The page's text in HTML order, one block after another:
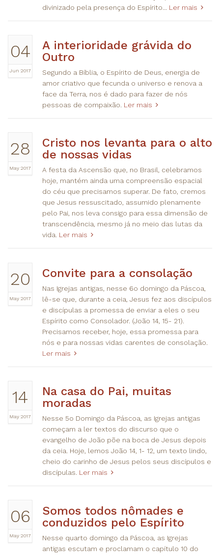
divinizado pela presença do Espírito... Ler mais
04
Jun 2017
A interioridade grávida do
Outro
Segundo a Bíblia, o Espírito de Deus, energia de
amor criativo que fecunda o universo e renova a
face da Terra, nos é dado para fazer de nós
pessoas de compaixão. Ler mais
28
May 2017
Cristo nos levanta para o alto
de nossas vidas
A festa da Ascensão que, no Brasil, celebramos
hoje, mantém ainda uma compreensão espacial
do céu que precisamos superar. De fato, cremos
que Jesus ressuscitado, assumido plenamente
pelo Pai, nos leva consigo para essa dimensão de
transcendência, mesmo já no meio das lutas da
vida. Ler mais
20
May 2017
Convite para a consolação
Nas Igrejas antigas, nesse 6o domingo da Páscoa,
lê-se que, durante a ceia, Jesus fez aos discípulos
e discípulas a promessa de enviar a eles o seu
Espírito como Consolador. (João 14, 15- 21).
Precisamos receber, hoje, essa promessa para
nós e para nossas vidas carentes de consolação.
Ler mais
14
May 2017
Na casa do Pai, muitas
moradas
Nesse 5o Domingo da Páscoa, as Igrejas antigas
começam a ler textos do discurso que o
evangelho de João põe na boca de Jesus depois
da ceia. Hoje, lemos João 14, 1- 12, um texto lindo,
cheio do carinho de Jesus pelos seus discípulos e
discípulas. Ler mais
06
May 2017
Somos todos nômades e
conduzidos pelo Espírito
Nesse quarto domingo da Páscoa, as Igrejas
antigas escutam e proclamam o capítulo 10 do